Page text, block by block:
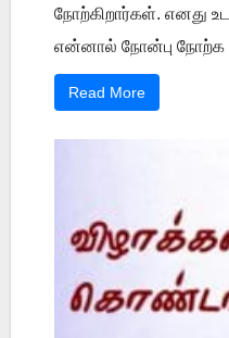
நோற்கிறார்கள். எனது
என்னால் நோன்பு நோற்க
Read More